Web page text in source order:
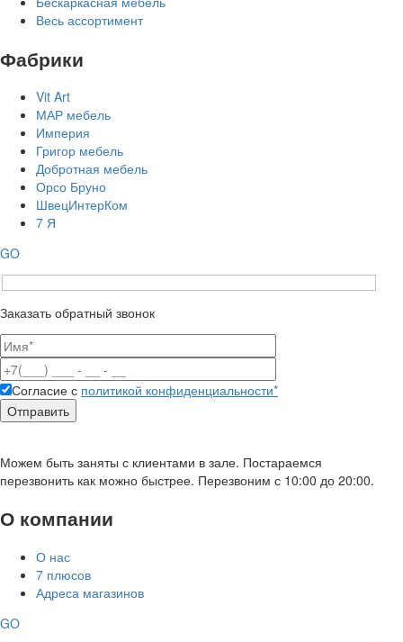
Весь ассортимент
Фабрики
Vit Art
МАР мебель
Империя
Григор мебель
Добротная мебель
Орсо Бруно
ШвецИнтерКом
7 Я
GO
Заказать обратный звонок
Согласие с политикой конфиденциальности*
Можем быть заняты с клиентами в зале. Постараемся
перезвонить как можно быстрее. Перезвоним с 10:00 до 20:00.
О компании
О нас
7 плюсов
Адреса магазинов
GO